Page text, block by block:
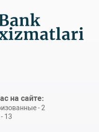
на сайте:
- 2
13